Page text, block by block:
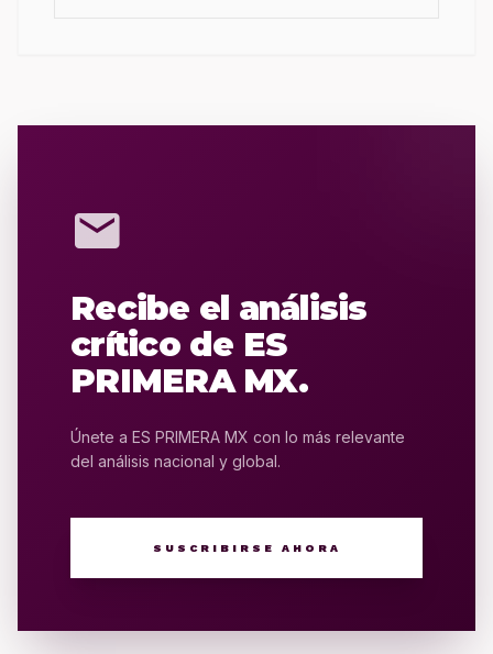
mail
Recibe el análisis
crítico de ES
PRIMERA MX.
Únete a ES PRIMERA MX con lo más relevante
del análisis nacional y global.
SUSCRIBIRSE AHORA